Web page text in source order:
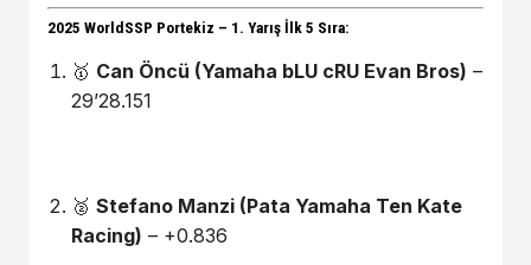
2025 WorldSSP Portekiz – 1. Yarış İlk 5 Sıra:
🥇 Can Öncü (Yamaha bLU cRU Evan Bros) –
29’28.151
🥈 Stefano Manzi (Pata Yamaha Ten Kate
Racing) – +0.836